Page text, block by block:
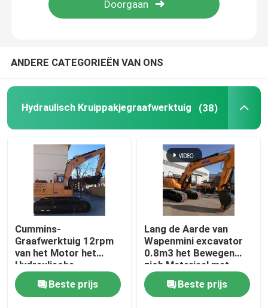
NEEM CONTACT MET ONS OP
Nieuws
Gevallen
Hydraulisch Kruippakjegraafwerktuig
Mini Crawler Excavator
Het Graafwerktuig van het wielkruippakje
ANDERE CATEGORIEËN VAN ONS
Hydraulisch Kruippakjegraafwerktuig (38)
Cummins-
Graafwerktuig 12rpm
van het Motor het
Hydraulische
Kruippakje met
Facultatieve
Gehechtheid
Beste prijs
Lang de Aarde van
Wapenmini excavator
0.8m3 het Bewegen
zich Materiaal met
geringe geluidssterkte
Beste prijs